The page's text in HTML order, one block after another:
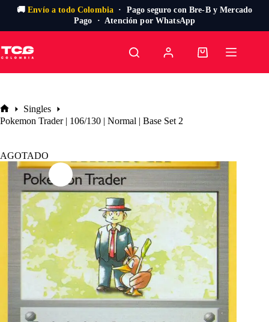
🚚Envío a todo Colombia · Pago seguro con Bre-B y Mercado
Pago · Atención por WhatsApp
al
contenido
Carro
Inicio
Singles
Pokemon Trader | 106/130 | Normal | Base Set 2
AGOTADO